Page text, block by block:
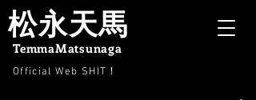
Official Web SHIT ！
松永天馬
TemmaMatsunaga